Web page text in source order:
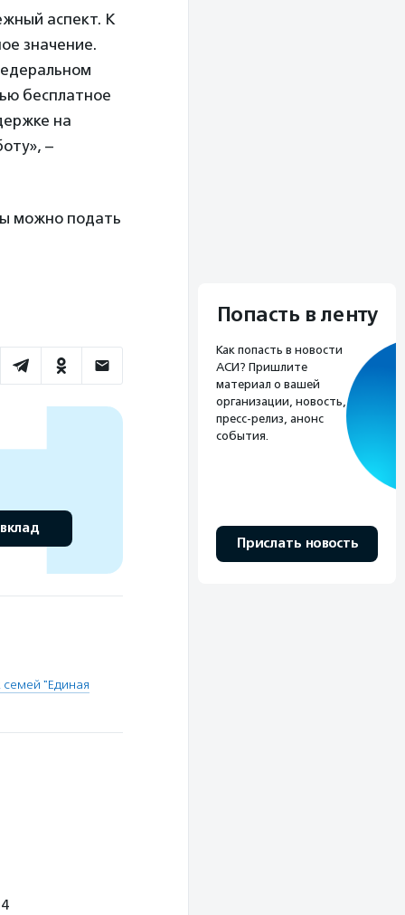
аспект. К
значение.
бесплатное
на
–
можно подать
"Единая
Попасть в ленту
Как попасть в новости
АСИ? Пришлите
материал о вашей
организации, новость,
пресс-релиз, анонс
события.
Прислать новость